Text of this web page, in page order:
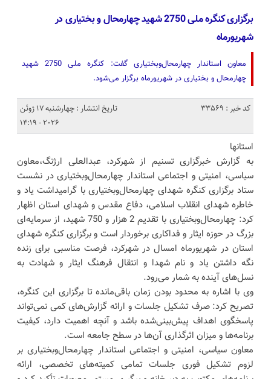
برگزاری کنگره ملی 2750 شهید چهارمحال و بختیاری در
شهریورماه
معاون استاندار چهارمحال‌وبختیاری گفت: کنگره ملی 2750 شهید
چهارمحال و بختیاری در شهریورماه برگزار می‌شود.
کد خبر : 33569
تاریخ انتشار : چهارشنبه 17 ژوئن
2026 - 14:19
استانها
به گزارش خبرگزاری تسنیم از شهرکرد، عبدالعلی ارژنگ،معاون
سیاسی، امنیتی و اجتماعی استاندار چهارمحال‌وبختیاری در نشست
ستاد برگزاری کنگره شهدای چهارمحال‌وبختیاری با گرامیداشت یاد و
خاطره شهدای انقلاب اسلامی، دفاع مقدس و شهدای استان اظهار
کرد: چهارمحال‌وبختیاری با تقدیم 2 هزار و 750 شهید، از سرمایه‌ای
بزرگ در حوزه ایثار و فداکاری برخوردار است و برگزاری کنگره شهدای
استان در شهریورماه امسال در شهرکرد، فرصت مناسبی برای زنده
نگه داشتن یاد و نام شهدا و انتقال فرهنگ ایثار و شهادت به
نسل‌های آینده به شمار می‌رود.
وی با اشاره به محدود بودن زمان باقی‌مانده تا برگزاری این کنگره،
تصریح کرد: صرف تشکیل جلسات و ارائه گزارش‌های کمی نمی‌تواند
پاسخگوی اهداف پیش‌بینی‌شده باشد و آنچه اهمیت دارد، کیفیت
برنامه‌ها و میزان اثرگذاری آن‌ها در سطح جامعه است.
معاون سیاسی، امنیتی و اجتماعی استاندار چهارمحال‌وبختیاری بر
لزوم تشکیل فوری جلسات تمامی کمیته‌های تخصصی، ارائه